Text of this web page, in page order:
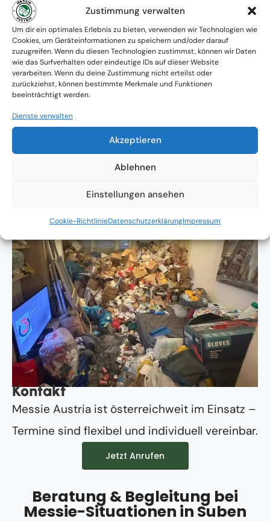
Zustimmung verwalten
Um dir ein optimales Erlebnis zu bieten, verwenden wir Technologien wie
Cookies, um Geräteinformationen zu speichern und/oder darauf
zuzugreifen. Wenn du diesen Technologien zustimmst, können wir Daten
wie das Surfverhalten oder eindeutige IDs auf dieser Website
verarbeiten. Wenn du deine Zustimmung nicht erteilst oder
zurückziehst, können bestimmte Merkmale und Funktionen
beeinträchtigt werden.
Dienste verwalten
Akzeptieren
Ablehnen
Einstellungen ansehen
Cookie-RichtlinieDatenschutzerklärungImpressum
Warum MessieAustria ?
Ein Team mit psychologischem
Verständnis und praktischem Know-how
Verfügbarkeit: Österreichweit
Absolute Diskretion & keine
Einverständnis
Kontakt
Messie Austria ist österreichweit im Einsatz –
Termine sind flexibel und individuell vereinbar.
Jetzt Anrufen
Beratung & Begleitung bei
Messie-Situationen in Suben